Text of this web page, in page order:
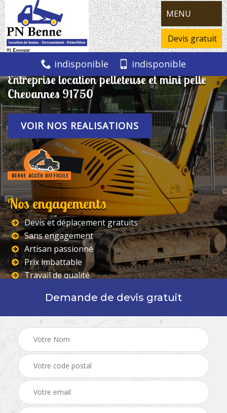
MENU
Devis gratuit
indisponible indisponible
Entreprise location pelleteuse et mini pelle
Chevannes 91750
VOIR NOS REALISATIONS
Nos engagements
Devis et déplacement gratuits
Sans engagement
Artisan passionné
Prix imbattable
Travail de qualité
Demande de devis gratuit